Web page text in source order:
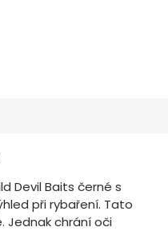
Devil Baits černé s
při rybaření. Tato
Jednak chrání oči